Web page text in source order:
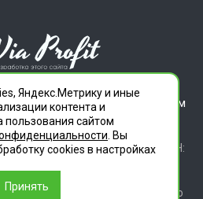
зарегистрированным товарным
права защищены.
620012 СВЕРДЛОВСКАЯ
УЛ. ИЛЬИЧА ДОМ 14 КВ 11 ИНН:
1196658010020
деятельности согласно
Яндекс.Метрику и иные
контента и
сайтом
. Вы
сookies в настройках
Принять